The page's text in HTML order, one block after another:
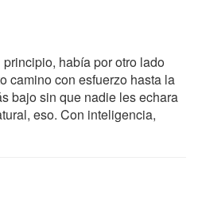
había por otro lado
camino con esfuerzo hasta la
bajo sin que nadie les echara
eso. Con inteligencia,